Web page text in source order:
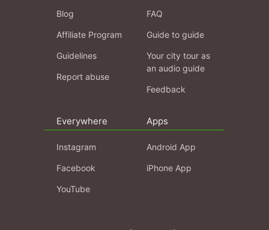
Blog
Affiliate Program
Guidelines
Report abuse
FAQ
Guide to guide
Your city tour as
an audio guide
Feedback
Everywhere
Instagram
Facebook
YouTube
Apps
Android App
iPhone App